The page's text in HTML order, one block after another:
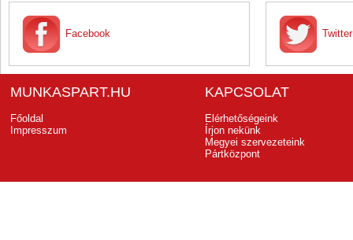
Facebook Twitter
MUNKASPART.HU
Főoldal
Impresszum
KAPCSOLAT
Elérhetőségeink
Írjon nekünk
Megyei szervezeteink
Pártközpont